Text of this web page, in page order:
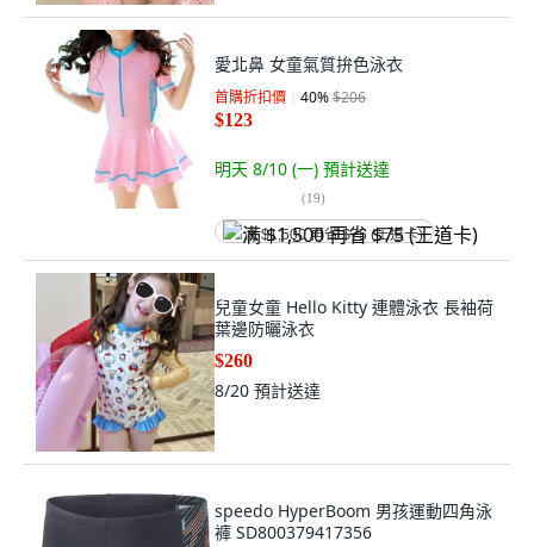
愛北鼻 女童氣質拚色泳衣
首購折扣價 40%$206
$123
明天 8/10 (一) 預計送達
(19)
满 $1,500 再省 $75 (王道卡)
兒童女童 Hello Kitty 連體泳衣 長袖荷
葉邊防曬泳衣
$260
8/20 預計送達
speedo HyperBoom 男孩運動四角泳
褲 SD800379417356